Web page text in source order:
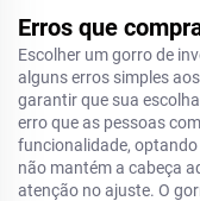
Erros que
Escolher um gorro de
alguns erros simples
garantir que sua
erro que as pessoas
funcionalidade,
não mantém a cabeça
atenção no ajuste. O